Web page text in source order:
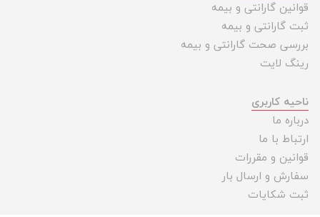
قوانین گارانتی و بیمه
ثبت گارانتی و بیمه
بررسی صحت گارانتی و بیمه
رینگ لایت
ناحیه کاربری
درباره ما
ارتباط با ما
قوانین و مقررات
سفارش و ارسال بار
ثبت شکایات